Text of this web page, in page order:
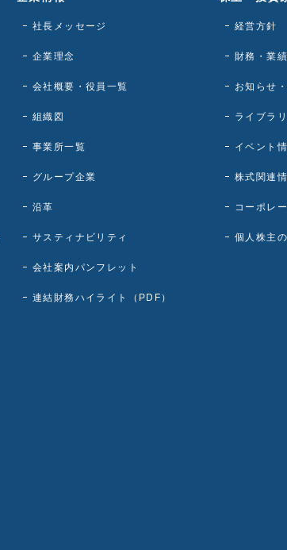
社長メッセージ
企業理念
会社概要・役員一覧
組織図
事業所一覧
グループ企業
沿革
サスティナビリティ
会社案内パンフレット
連結財務ハイライト（PDF）
経営方針
財務・業
お知らせ
ライブラ
イベント
株式関連
コーポレ
個人株主